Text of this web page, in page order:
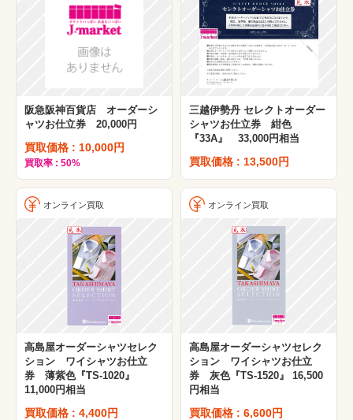
阪急阪神百貨店 オーダーシ
ャツお仕立券 20,000円
買取価格 : 10,000円
買取率 : 50%
三越伊勢丹 セレクトオーダー
シャツお仕立券 紺色
『33A』 33,000円相当
買取価格 : 13,500円
オンライン買取
高島屋オーダーシャツセレク
ション ワイシャツお仕立
券 薄紫色『TS-1020』
11,000円相当
買取価格 : 4,400円
オンライン買取
高島屋オーダーシャツセレク
ション ワイシャツお仕立
券 灰色『TS-1520』 16,500
円相当
買取価格 : 6,600円